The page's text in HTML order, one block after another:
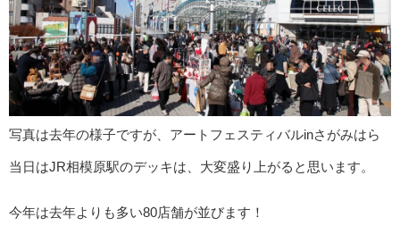
写真は去年の様子ですが、アートフェスティバルinさがみはら
当日はJR相模原駅のデッキは、大変盛り上がると思います。
今年は去年よりも多い80店舗が並びます！